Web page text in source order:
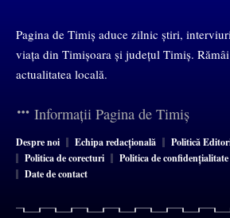
Pagina de Timiș aduce zilnic știri,
viața din Timișoara și județul Timiș.
actualitatea locală.
Informații Pagina de Timiș
Despre noi Echipa redacțională
Politică
Politica de corecturi
Politica de confidențialitate
Date de contact